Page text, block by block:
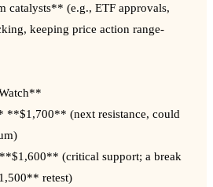
catalysts** (e.g., ETF approvals,
keeping price action range-
(next resistance, could
(critical support; a break
retest)